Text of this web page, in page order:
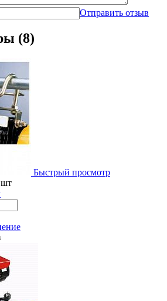
Отправить отзыв
(8)
Быстрый просмотр